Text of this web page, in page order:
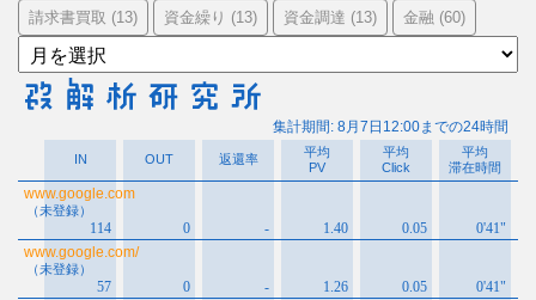
請求書買取 (13) 資金繰り (13) 資金調達 (13) 金融 (60)
ア
ー
カ